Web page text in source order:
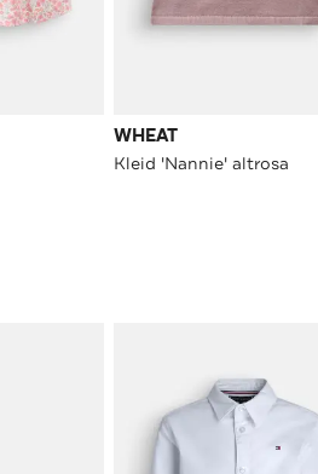
WHEAT
Kleid 'Nannie' altrosa